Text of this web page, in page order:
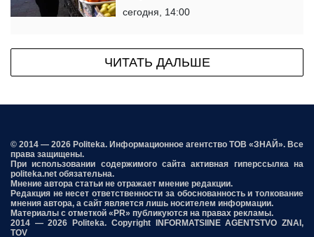
сегодня, 14:00
ЧИТАТЬ ДАЛЬШЕ
© 2014 — 2026 Politeka. Информационное агентство ТОВ «ЗНАЙ». Все
права защищены.
При использовании содержимого сайта активная гиперссылка на
politeka.net обязательна.
Мнение автора статьи не отражает мнение редакции.
Редакция не несет ответственности за обоснованность и толкование
мнения автора, а сайт является лишь носителем информации.
Материалы с отметкой «PR» публикуются на правах рекламы.
2014 — 2026 Politeka. Copyright INFORMATSIINE AGENTSTVO ZNAI,
TOV